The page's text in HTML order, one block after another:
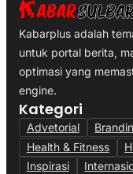
Kabarplus adalah
untuk portal berita,
optimasi yang
engine.
Kategori
Advetorial
Health & Fitness
Inspirasi